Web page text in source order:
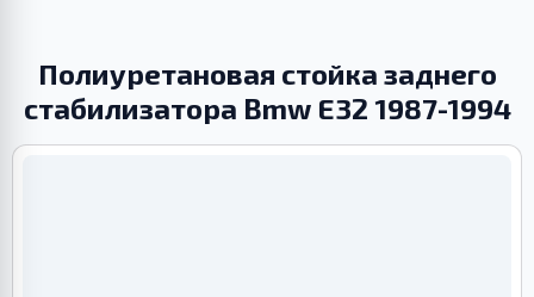
Полиуретановая стойка заднего
стабилизатора Bmw E32 1987-1994